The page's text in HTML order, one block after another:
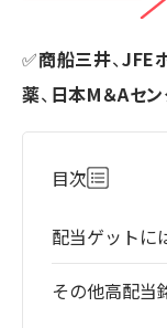
✅商船三井、JFE
薬、 日本M＆Aセ
目次
配当ゲットに
その他高配当